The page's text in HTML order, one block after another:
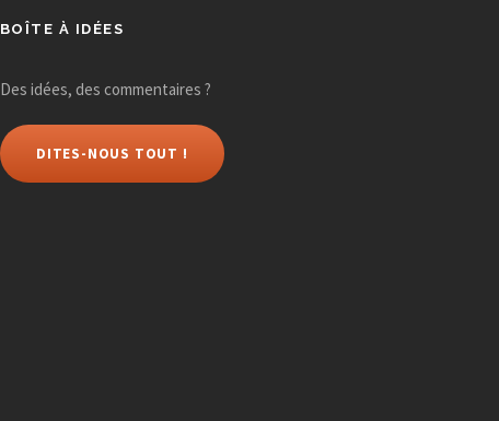
BOÎTE À IDÉES
Des idées, des commentaires ?
DITES-NOUS TOUT !